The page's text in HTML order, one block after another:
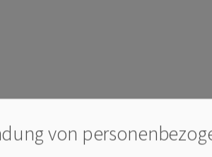
des Kirchenvorstandes vom
von